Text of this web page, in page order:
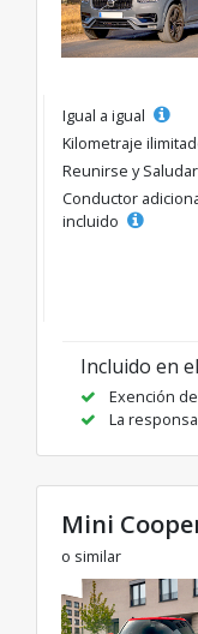
Igual a igual
Kilometraje
Reunirse y Saludar
Conductor
incluido
Incluido en
Exención
La
Mini
o similar